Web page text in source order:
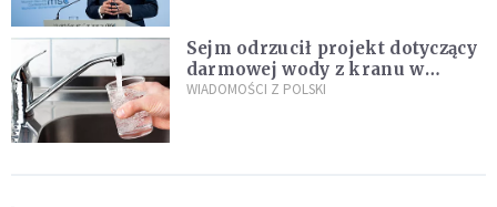
Sejm odrzucił projekt dotyczący
darmowej wody z kranu w
restauracjach
WIADOMOŚCI Z POLSKI